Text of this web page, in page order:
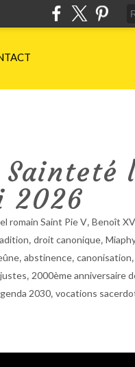
2026
romain Saint Pie V, Benoît
, droit canonique,
, abstinence, canonisation,
, 2000ème anniversaire
2030, vocations